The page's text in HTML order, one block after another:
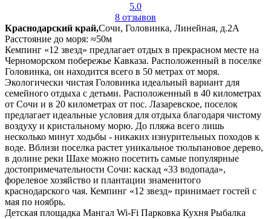
5.0
8 отзывов
Краснодарский край,Сочи, Головинка, Линейная, д.2А
Расстояние до моря: ≈50м
Кемпинг «12 звезд» предлагает отдых в прекрасном месте на
Черноморском побережье Кавказа. Расположенный в поселке
Головинка, он находится всего в 50 метрах от моря.
Экологически чистая Головинка идеальный вариант для
семейного отдыха с детьми. Расположенный в 40 километрах
от Сочи и в 20 километрах от пос. Лазаревское, поселок
предлагает идеальные условия для отдыха благодаря чистому
воздуху и кристальному морю. До пляжа всего лишь
несколько минут ходьбы - никаких изнурительных походов к
воде. Вблизи поселка растет уникальное тюльпановое дерево,
в долине реки Шахе можно посетить самые популярные
достопримечательности Сочи: каскад «33 водопада»,
форелевое хозяйство и плантации знаменитого
краснодарского чая. Кемпинг «12 звезд» принимает гостей с
мая по ноябрь.
Детская площадка Мангал Wi-Fi Парковка Кухня Рыбалка